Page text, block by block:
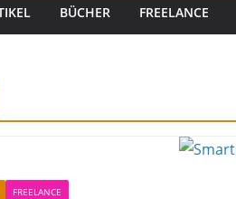
BÜCHER FREELANCE
FREELANCE